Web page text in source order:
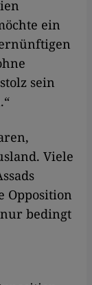
ein
sein
Viele
Opposition
bedingt